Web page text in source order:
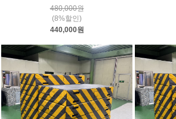
480,000원
(8%할인)
440,000원